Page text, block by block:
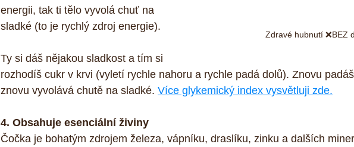
Zdravé hubnutí ❌BEZ
energii, tak ti tělo vyvolá chuť na
sladké (to je rychlý zdroj energie).
Ty si dáš nějakou sladkost a tím si
rozhodíš cukr v krvi (vyletí rychle nahoru a rychle padá dolů). Znovu
znovu vyvolává chutě na sladké. Více glykemický index vysvětluji zde.
4. Obsahuje esenciální živiny
Čočka je bohatým zdrojem železa, vápníku, draslíku, zinku a dalších